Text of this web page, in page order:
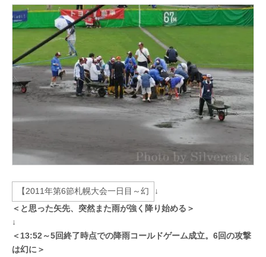
↓
＜と思った矢先、突然また雨が強く降り始める＞
↓
＜13:52～5回終了時点での降雨コールドゲーム成立。6回の攻撃
は幻に＞